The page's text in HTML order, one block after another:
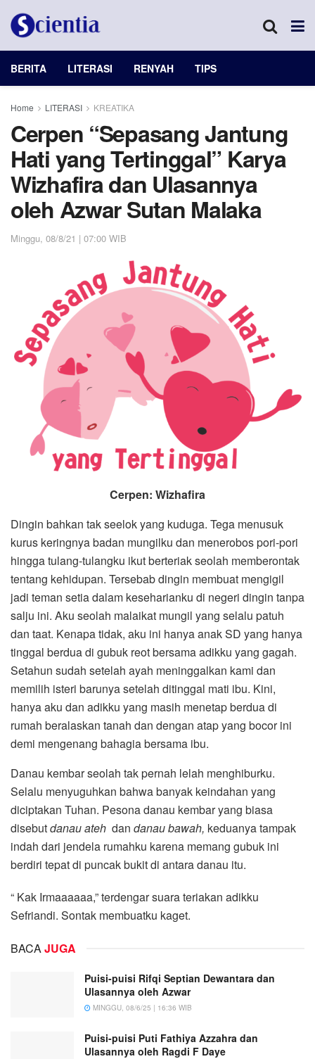
BERITA LITERASI RENYAH TIPS
Home LITERASI KREATIKA
Cerpen “Sepasang Jantung
Hati yang Tertinggal” Karya
Wizhafira dan Ulasannya
oleh Azwar Sutan Malaka
Minggu, 08/8/21 | 07:00 WIB
Cerpen: Wizhafira
Dingin bahkan tak seelok yang kuduga. Tega menusuk
kurus keringnya badan mungilku dan menerobos pori-pori
hingga tulang-tulangku ikut berteriak seolah memberontak
tentang kehidupan. Tersebab dingin membuat mengigil
jadi teman setia dalam keseharianku di negeri dingin tanpa
salju ini. Aku seolah malaikat mungil yang selalu patuh
dan taat. Kenapa tidak, aku ini hanya anak SD yang hanya
tinggal berdua di gubuk reot bersama adikku yang gagah.
Setahun sudah setelah ayah meninggalkan kami dan
memilih isteri barunya setelah ditinggal mati ibu. Kini,
hanya aku dan adikku yang masih menetap berdua di
rumah beralaskan tanah dan dengan atap yang bocor ini
demi mengenang bahagia bersama ibu.
Danau kembar seolah tak pernah lelah menghiburku.
Selalu menyuguhkan bahwa banyak keindahan yang
diciptakan Tuhan. Pesona danau kembar yang biasa
disebutdanau ateh dan danau bawah, keduanya tampak
indah dari jendela rumahku karena memang gubuk ini
berdiri tepat di puncak bukit di antara danau itu.
“ Kak Irmaaaaaa,” terdengar suara teriakan adikku
Sefriandi. Sontak membuatku kaget.
BACAJUGA
Puisi-puisi Rifqi Septian Dewantara dan
Ulasannya oleh Azwar
MINGGU, 08/6/25 | 16:36 WIB
Puisi-puisi Puti Fathiya Azzahra dan
Ulasannya oleh Ragdi F Daye